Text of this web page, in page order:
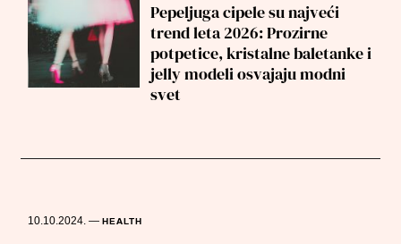
Pepeljuga cipele su najveći
trend leta 2026: Prozirne
potpetice, kristalne baletanke i
jelly modeli osvajaju modni
svet
10.10.2024.—HEALTH